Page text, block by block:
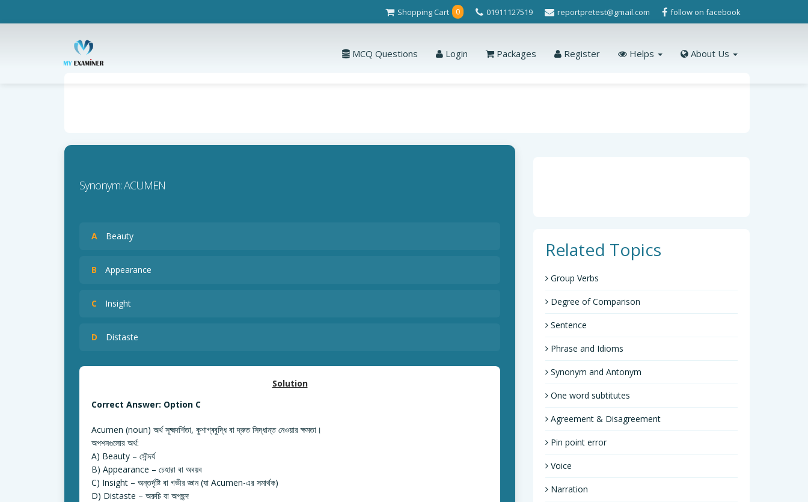
Shopping Cart 0 01911127519 reportpretest@gmail.com follow on facebook
MCQ Questions Login Packages Register Helps About Us
Synonym: ACUMEN
A Beauty
B Appearance
C Insight
D Distaste
Solution
Correct Answer: Option C
Acumen (noun) অর্থ সূক্ষ্মদর্শিতা, কুশাগ্ৰবুদ্ধি বা দ্রুত সিদ্ধান্ত নেওয়ার ক্ষমতা।
অপশনগুলোর অর্থ:
A) Beauty – সৌন্দর্য
B) Appearance – চেহারা বা অবয়ব
C) Insight – অন্তর্দৃষ্টি বা গভীর জ্ঞান (যা Acumen-এর সমার্থক)
D) Distaste – অরুচি বা অপছন্দ
Related Topics
Group Verbs
Degree of Comparison
Sentence
Phrase and Idioms
Synonym and Antonym
One word subtitutes
Agreement & Disagreement
Pin point error
Voice
Narration